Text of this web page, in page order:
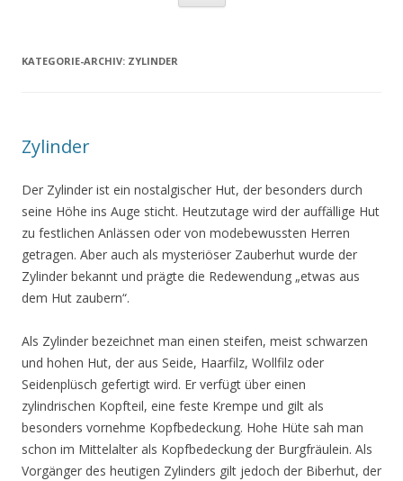
KATEGORIE-ARCHIV: ZYLINDER
Zylinder
Der Zylinder ist ein nostalgischer Hut, der besonders durch
seine Höhe ins Auge sticht. Heutzutage wird der auffällige Hut
zu festlichen Anlässen oder von modebewussten Herren
getragen. Aber auch als mysteriöser Zauberhut wurde der
Zylinder bekannt und prägte die Redewendung „etwas aus
dem Hut zaubern“.
Als Zylinder bezeichnet man einen steifen, meist schwarzen
und hohen Hut, der aus Seide, Haarfilz, Wollfilz oder
Seidenplüsch gefertigt wird. Er verfügt über einen
zylindrischen Kopfteil, eine feste Krempe und gilt als
besonders vornehme Kopfbedeckung. Hohe Hüte sah man
schon im Mittelalter als Kopfbedeckung der Burgfräulein. Als
Vorgänger des heutigen Zylinders gilt jedoch der Biberhut, der